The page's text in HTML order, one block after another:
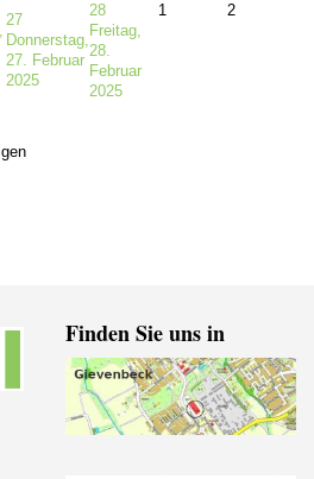
27
Donnerstag,
27. Februar
2025
28
Freitag,
28.
Februar
2025
1 2
Finden Sie uns in